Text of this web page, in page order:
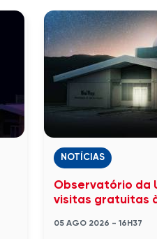
NOTÍCIAS
Observatório da
visitas gratuitas
05 AGO 2026 - 16H37